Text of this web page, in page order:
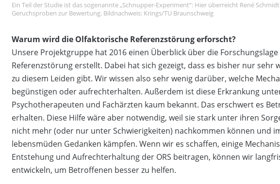
Ein Teil der Studie ist das sogenannte „Schnupper-Experiment“: Hier überreicht René
Geruchsproben zur Bewertung. Bildnachweis: Krings/TU Braunschweig
Warum wird die Olfaktorische Referenzstörung erforscht?
Unsere Projektgruppe hat 2016 einen Überblick über die
Referenzstörung erstellt. Dabei hat sich gezeigt, dass es bisher nur sehr
zu diesem Leiden gibt. Wir wissen also sehr wenig darüber, welche
begünstigen oder aufrechterhalten. Außerdem ist diese Erkrankung
Psychotherapeuten und Fachärzten kaum bekannt. Das erschwert es
erhalten. Diese Hilfe wäre aber notwendig, weil sie stark unter ihren
nicht mehr (oder nur unter Schwierigkeiten) nachkommen können und
lebensmüden Gedanken kämpfen. Wenn wir es schaffen, einige
Entstehung und Aufrechterhaltung der ORS beitragen, können wir
entwickeln, um Betroffenen besser zu helfen.